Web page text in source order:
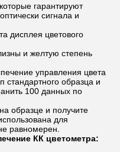
гарантируют
сигнала и
дисплея цветового
и желтую степень
управления цвета
стандартного образца и
100 данных по
образце и получите
для
равномерен.
КК цветометра: